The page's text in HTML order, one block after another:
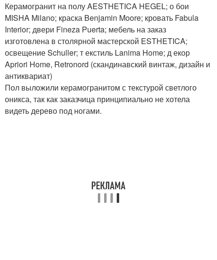
Керамогранит на полу AESTHETICA HEGEL; о бои
MISHA Milano; краска Benjamin Moore; кровать Fabula
Interior; двери Fineza Puerta; мебель на заказ
изготовлена в столярной мастерской ESTHETICA;
освещение Schuller; т екстиль Lanima Home; д екор
Apriori Home, Retronord (скандинавский винтаж, дизайн и
антиквариат)
Пол выложили керамогранитом с текстурой светлого
оникса, так как заказчица принципиально не хотела
видеть дерево под ногами.